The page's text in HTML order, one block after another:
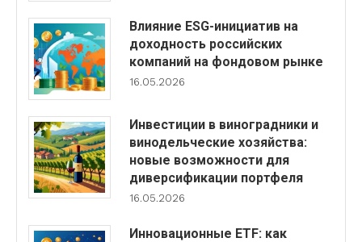
Влияние ESG-инициатив на
доходность российских
компаний на фондовом рынке
16.05.2026
Инвестиции в виноградники и
винодельческие хозяйства:
новые возможности для
диверсификации портфеля
16.05.2026
Инновационные ETF: как